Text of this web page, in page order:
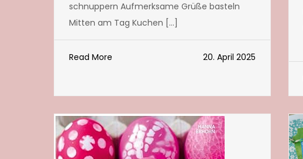
schnuppern Aufmerksame Grüße basteln
Mitten am Tag Kuchen […]
Read More 20. April 2025